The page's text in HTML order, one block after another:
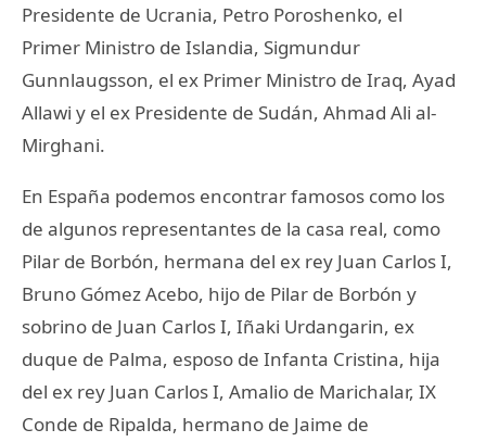
Presidente de Ucrania, Petro Poroshenko, el
Primer Ministro de Islandia, Sigmundur
Gunnlaugsson, el ex Primer Ministro de Iraq, Ayad
Allawi y el ex Presidente de Sudán, Ahmad Ali al-
Mirghani.
En España podemos encontrar famosos como los
de algunos representantes de la casa real, como
Pilar de Borbón, hermana del ex rey Juan Carlos I,
Bruno Gómez Acebo, hijo de Pilar de Borbón y
sobrino de Juan Carlos I, Iñaki Urdangarin, ex
duque de Palma, esposo de Infanta Cristina, hija
del ex rey Juan Carlos I, Amalio de Marichalar, IX
Conde de Ripalda, hermano de Jaime de